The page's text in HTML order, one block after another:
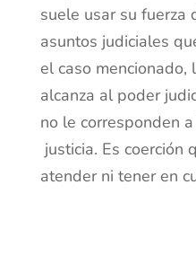
suele usar su
asuntos judiciales
el caso mencionado,
alcanza al poder
no le corresponden
justicia. Es coerción
atender ni tener en